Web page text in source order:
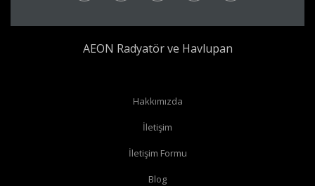
AEON Radyatör ve Havlupan
Hakkımızda
İletişim
İletişim Formu
Blog